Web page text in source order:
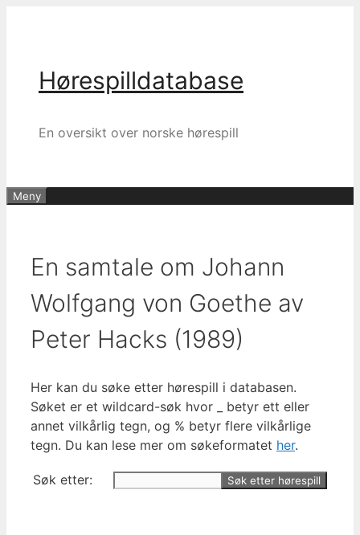
Hørespilldatabase
En oversikt over norske hørespill
Meny
En samtale om Johann
Wolfgang von Goethe av
Peter Hacks (1989)
Her kan du søke etter hørespill i databasen.
Søket er et wildcard-søk hvor _ betyr ett eller
annet vilkårlig tegn, og % betyr flere vilkårlige
tegn. Du kan lese mer om søkeformatet her.
Søk etter: